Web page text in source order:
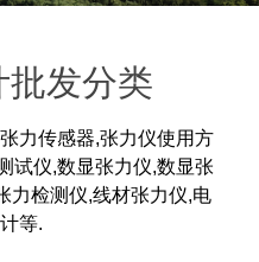
批发分类
力传感器,张力仪使用方
试仪,数显张力仪,数显张
力检测仪,线材张力仪,电
等.